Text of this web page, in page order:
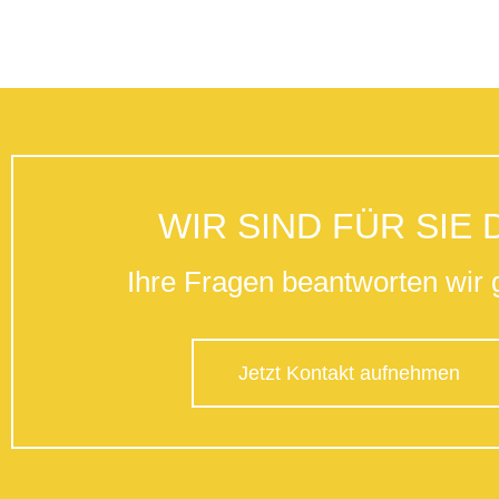
WIR SIND FÜR SIE
Ihre Fragen beantworten wir
Jetzt Kontakt aufnehmen